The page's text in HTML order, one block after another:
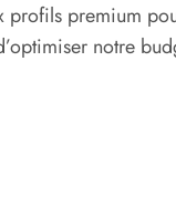
profils premium
notre